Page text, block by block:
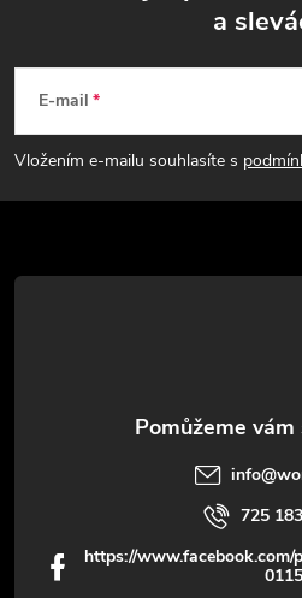
p
a
t
a
E-mail
Vložením e-mailu souhlasíte s
info@
725
https://www.facebook.com/